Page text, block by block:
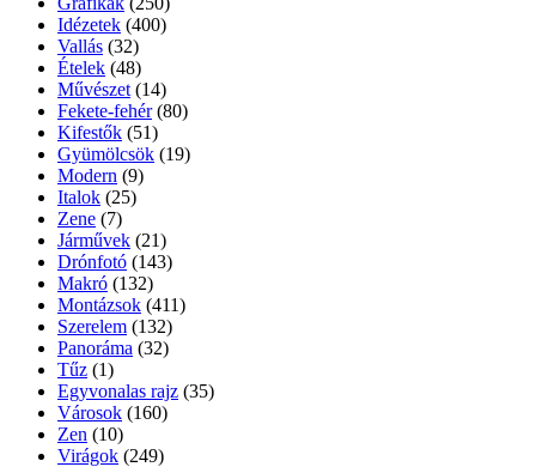
Idézetek (400)
Vallás (32)
Ételek (48)
Művészet (14)
Fekete-fehér (80)
Kifestők (51)
Gyümölcsök (19)
Modern (9)
Italok (25)
Zene (7)
Járművek (21)
Drónfotó (143)
Makró (132)
Montázsok (411)
Szerelem (132)
Panoráma (32)
Tűz (1)
Egyvonalas rajz (35)
Városok (160)
Zen (10)
Virágok (249)